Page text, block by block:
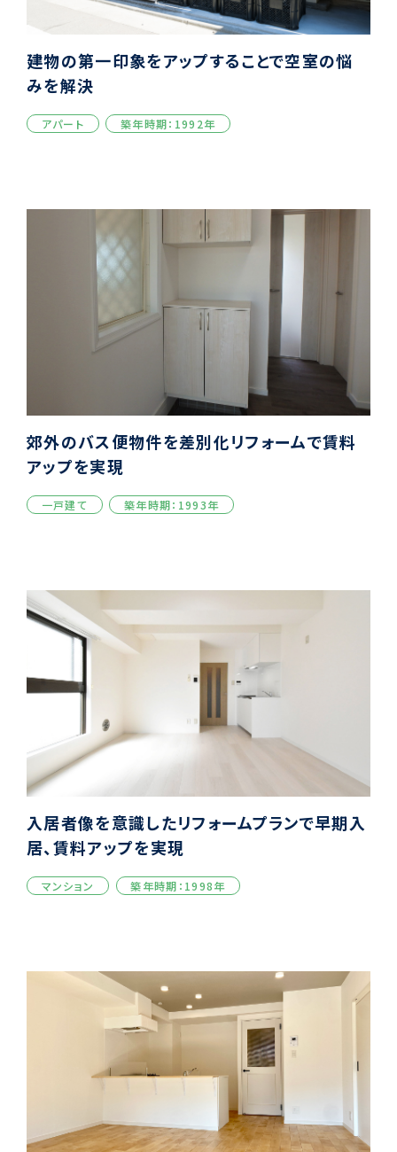
建物の第一印象をアップすることで空室の悩
みを解決
アパート 築年時期：1992年
郊外のバス便物件を差別化リフォームで賃料
アップを実現
一戸建て 築年時期：1993年
入居者像を意識したリフォームプランで早期入
居、賃料アップを実現
マンション 築年時期：1998年